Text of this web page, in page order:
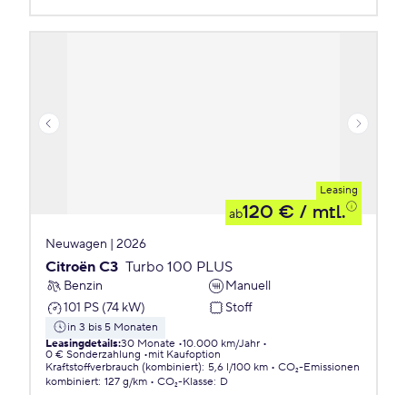
Leasing
ab120 € / mtl.
Neuwagen | 2026
Citroën C3 Turbo 100 PLUS
Benzin
Manuell
101 PS (74 kW)
Stoff
in 3 bis 5 Monaten
Leasingdetails:30 Monate 10.000 km/Jahr
0 € Sonderzahlung
mit Kaufoption
Kraftstoffverbrauch (kombiniert): 5,6 l/100 km
CO₂-Emissionen
kombiniert: 127 g/km CO₂-Klasse: D